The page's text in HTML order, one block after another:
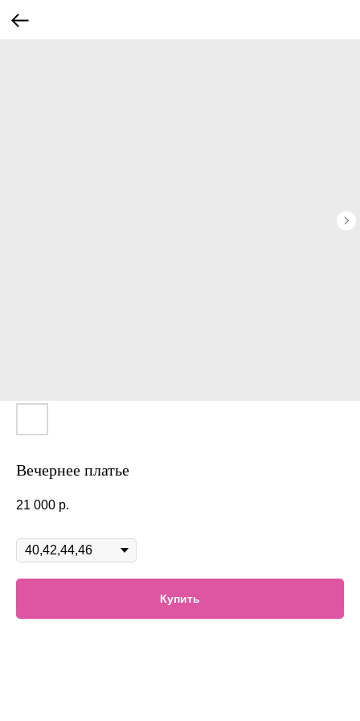
Вечернее платье
21 000 р.
Купить